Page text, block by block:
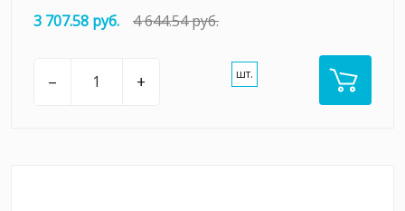
3 707.58 руб. 4 644.54 руб.
– + шт.